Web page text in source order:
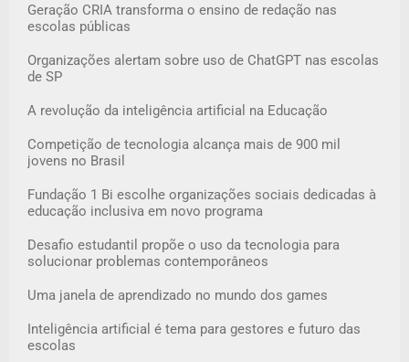
Geração CRIA transforma o ensino de redação nas
escolas públicas
Organizações alertam sobre uso de ChatGPT nas escolas
de SP
A revolução da inteligência artificial na Educação
Competição de tecnologia alcança mais de 900 mil
jovens no Brasil
Fundação 1 Bi escolhe organizações sociais dedicadas à
educação inclusiva em novo programa
Desafio estudantil propõe o uso da tecnologia para
solucionar problemas contemporâneos
Uma janela de aprendizado no mundo dos games
Inteligência artificial é tema para gestores e futuro das
escolas